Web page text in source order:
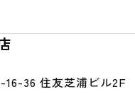
36 住友芝浦ビル2F